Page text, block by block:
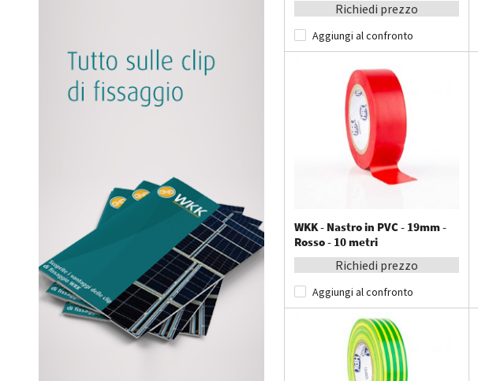
Richiedi prezzo
Aggiungi al confronto
WKK - Nastro in PVC - 19mm -
Rosso - 10 metri
Richiedi prezzo
Aggiungi al confronto